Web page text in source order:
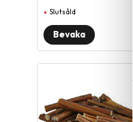
n
Slutsåld